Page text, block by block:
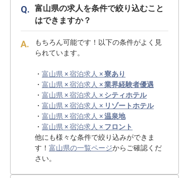
富山県の求人を条件で絞り込むこと
はできますか？
もちろん可能です！以下の条件がよく見
られています。
・ 富山県 × 宿泊求人 ×寮あり
・ 富山県 × 宿泊求人 ×業界経験者優遇
・ 富山県 × 宿泊求人 × シティホテル
・ 富山県 × 宿泊求人 × リゾートホテル
・ 富山県 × 宿泊求人 ×温泉地
・ 富山県 × 宿泊求人 × フロント
他にも様々な条件で絞り込みができま
す！ 富山県の一覧ページからご確認くだ
さい。